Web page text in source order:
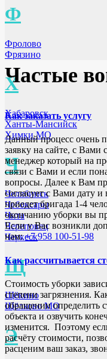
Ф
Фролово
Фрязино
Х
Хабаровск
Ханты-Мансийск
Химки МО
Ч
Челябинск
Чебоксары
Чита
Череповец
Черкеск
Щ
Щёкино
Щёлково МО
Э
Частые
Как заказать услугу
Данный процесс очень
заявку на сайте, с
менеджер который на
связи с Вами и если
вопросы. Далее к Вам
согласует с Вами дату
приедет бригада 1-4
окончанию уборки вы
Если у Вас возникли
нам:+7 958 100-51-98
Как рассчитывается
Стоимость уборки
степени загрязнения.
обращении определить
объекта и озвучить
изменится. Поэтому
расчёту стоимости,
расценим ваш заказ,